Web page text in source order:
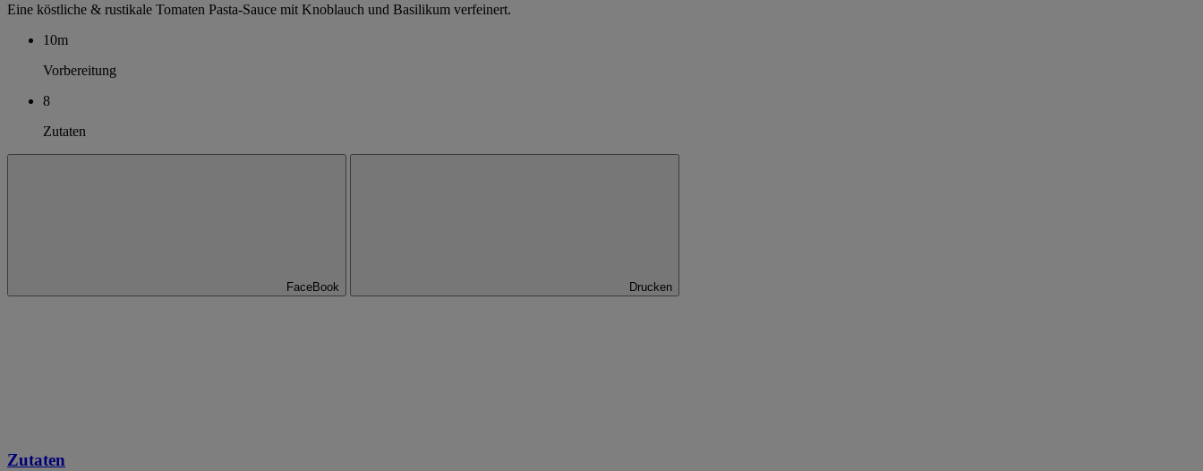
Eine köstliche & rustikale Tomaten Pasta-Sauce mit Knoblauch und Basilikum verfeinert.
10m
Vorbereitung
8
Zutaten
FaceBook Drucken
Zutaten